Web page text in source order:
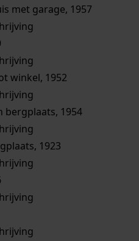
met garage, 1957
winkel, 1952
bergplaats, 1954
1923